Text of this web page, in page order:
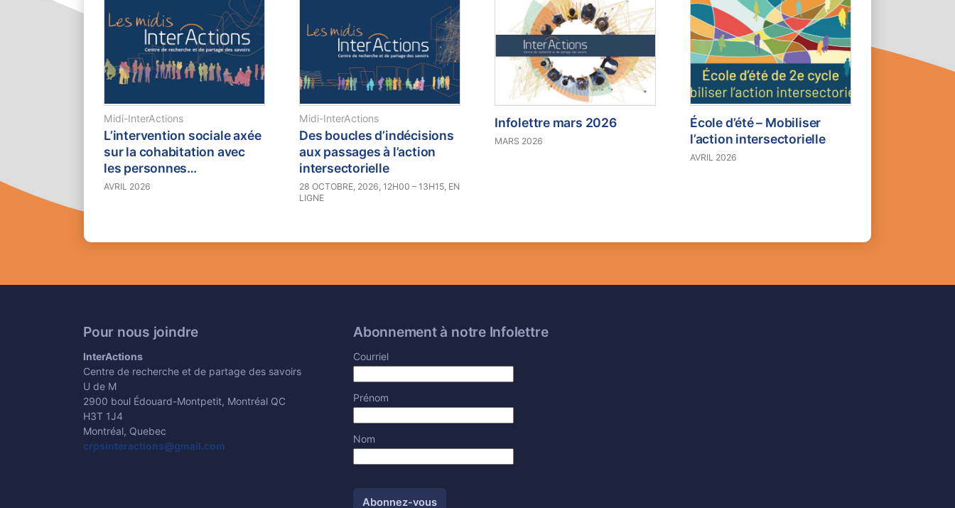
Midi-InterActions
L’intervention sociale axée
sur la cohabitation avec
les personnes
marginalisées : le cas de la
AVRIL 2026
Midi-InterActions
Des boucles d’indécisions
aux passages à l’action
intersectorielle
28 OCTOBRE, 2026, 12H00 – 13H15, EN
LIGNE
Infolettre mars 2026
MARS 2026
École d’été – Mobiliser
l’action intersectorielle
AVRIL 2026
Pour nous joindre
InterActions
Centre de recherche et de partage des savoirs
U de M
2900 boul Édouard-Montpetit, Montréal QC
H3T 1J4
Montréal, Quebec
crpsinteractions@gmail.com
Abonnement à notre Infolettre
Courriel
Prénom
Nom